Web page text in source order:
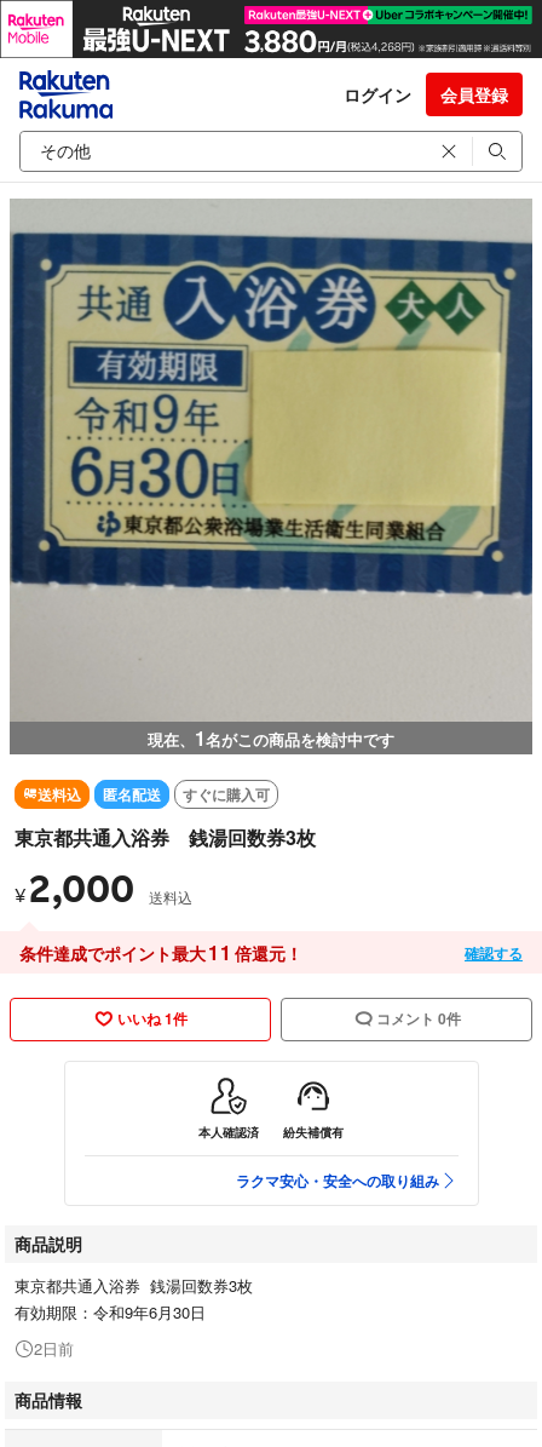
ログイン 会員登録
現在、 1名がこの商品を検討中です
送料込 匿名配送 すぐに購入可
東京都共通入浴券 銭湯回数券3枚
¥ 2,000 送料込
条件達成でポイント最大11 倍還元！ 確認する
いいね 1件 コメント 0件
本人確認済 紛失補償有
ラクマ安心・安全への取り組み
商品説明
東京都共通入浴券 銭湯回数券3枚
有効期限：令和9年6月30日
2日前
商品情報